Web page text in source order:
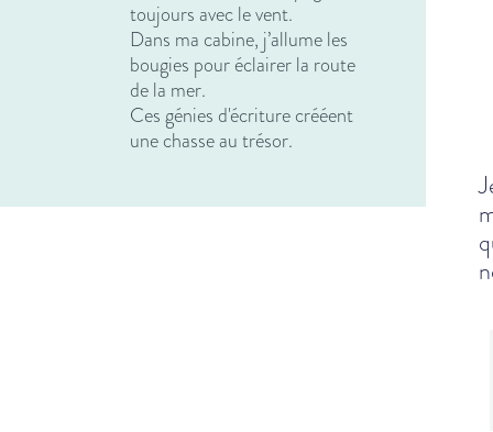
toujours avec le vent.
Dans ma cabine, j’allume les
bougies pour éclairer la route
de la mer.
Ces génies d'écriture crééent
une chasse au trésor.